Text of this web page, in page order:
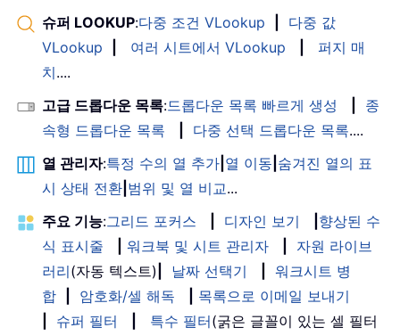
슈퍼 LOOKUP:다중 조건 VLookup
다중 값
VLookup
여러 시트에서 VLookup
퍼지 매
치....
고급 드롭다운 목록:드롭다운 목록 빠르게 생성
종
속형 드롭다운 목록
다중 선택 드롭다운 목록....
열 관리자:특정 수의 열 추가 열 이동 숨겨진 열의 표
시 상태 전환 범위 및 열 비교...
주요 기능:그리드 포커스 디자인 보기
향상된 수
식 표시줄
워크북 및 시트 관리자
자원 라이브
러리(자동 텍스트) 날짜 선택기
워크시트 병
합
암호화/셀 해독
목록으로 이메일 보내기
슈퍼 필터 특수 필터(굵은 글꼴이 있는 셀 필터